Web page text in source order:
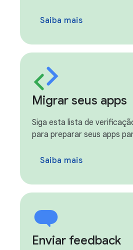
Saiba mais
Migrar seus apps
Siga esta lista de
para preparar seus apps
Saiba mais
Enviar feedback